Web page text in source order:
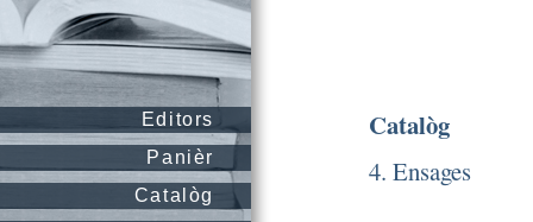
Editors
Panièr
Catalòg
Catalòg
4. Ensages